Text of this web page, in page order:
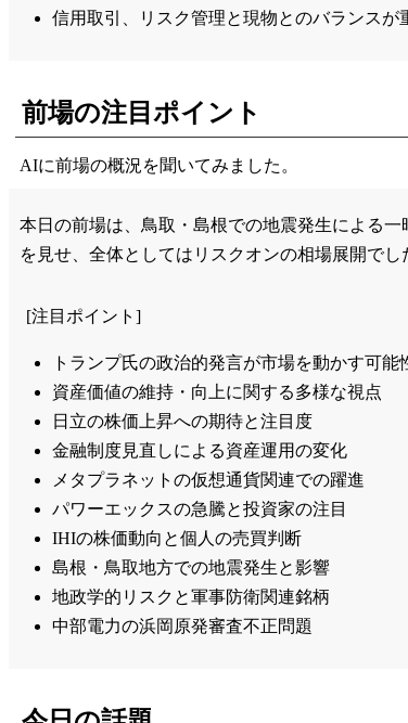
信用取引、リスク管理と現物とのバランスが
前場の注目ポイント
AIに前場の概況を聞いてみました。
本日の前場は、鳥取・島根での地震発生による
を見せ、全体としてはリスクオンの相場展開でし
[注目ポイント]
トランプ氏の政治的発言が市場を動かす可能
資産価値の維持・向上に関する多様な視点
日立の株価上昇への期待と注目度
金融制度見直しによる資産運用の変化
メタプラネットの仮想通貨関連での躍進
パワーエックスの急騰と投資家の注目
IHIの株価動向と個人の売買判断
島根・鳥取地方での地震発生と影響
地政学的リスクと軍事防衛関連銘柄
中部電力の浜岡原発審査不正問題